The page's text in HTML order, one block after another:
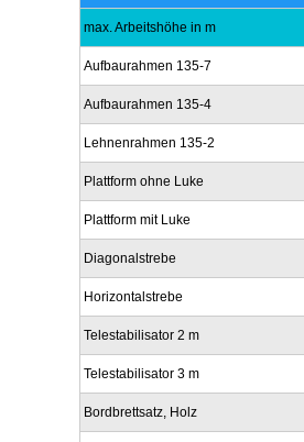
max. Arbeitshöhe in m
Aufbaurahmen 135-7
Aufbaurahmen 135-4
Lehnenrahmen 135-2
Plattform ohne Luke
Plattform mit Luke
Diagonalstrebe
Horizontalstrebe
Telestabilisator 2 m
Telestabilisator 3 m
Bordbrettsatz, Holz